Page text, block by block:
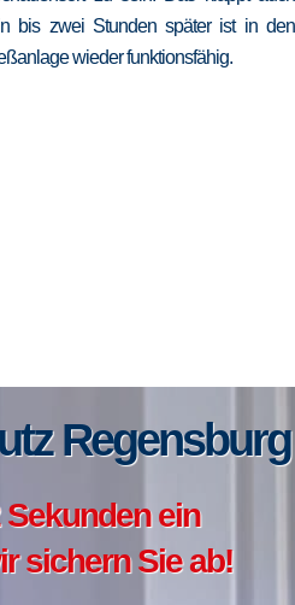
bis zwei Stunden später ist in den
wieder funktionsfähig.
Regensburg
Sekunden ein
sichern Sie ab!